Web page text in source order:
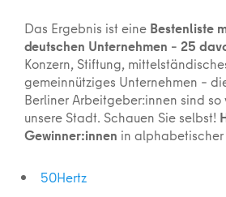
Das Ergebnis ist eine Bestenliste
deutschen Unternehmen – 25
Konzern, Stiftung,
gemeinnütziges Unternehmen –
Berliner Arbeitgeber:innen sind
unsere Stadt. Schauen Sie selbst!
Gewinner:innen in
50Hertz